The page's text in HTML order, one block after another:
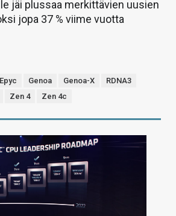
jäi plussaa merkittävien uusien
jopa 37 % viime vuotta
Epyc Genoa Genoa-X
RDNA3
Zen 4 Zen 4c